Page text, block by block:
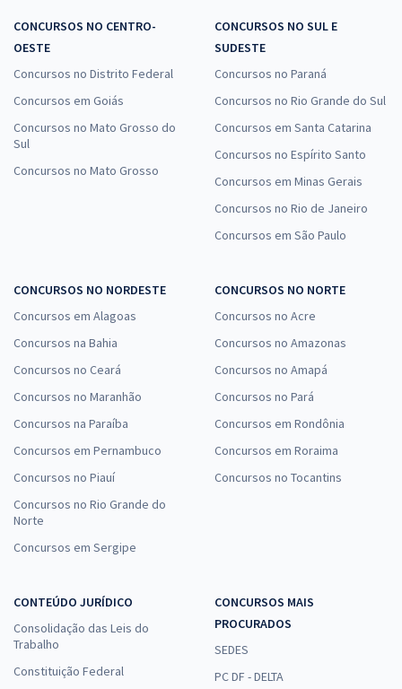
CONCURSOS NO CENTRO-
OESTE
Concursos no Distrito Federal
Concursos em Goiás
Concursos no Mato Grosso do
Sul
Concursos no Mato Grosso
CONCURSOS NO SUL E
SUDESTE
Concursos no Paraná
Concursos no Rio Grande do Sul
Concursos em Santa Catarina
Concursos no Espírito Santo
Concursos em Minas Gerais
Concursos no Rio de Janeiro
Concursos em São Paulo
CONCURSOS NO NORDESTE
Concursos em Alagoas
Concursos na Bahia
Concursos no Ceará
Concursos no Maranhão
Concursos na Paraíba
Concursos em Pernambuco
Concursos no Piauí
Concursos no Rio Grande do
Norte
Concursos em Sergipe
CONCURSOS NO NORTE
Concursos no Acre
Concursos no Amazonas
Concursos no Amapá
Concursos no Pará
Concursos em Rondônia
Concursos em Roraima
Concursos no Tocantins
CONTEÚDO JURÍDICO
Consolidação das Leis do
Trabalho
Constituição Federal
CONCURSOS MAIS
PROCURADOS
SEDES
PC DF - DELTA